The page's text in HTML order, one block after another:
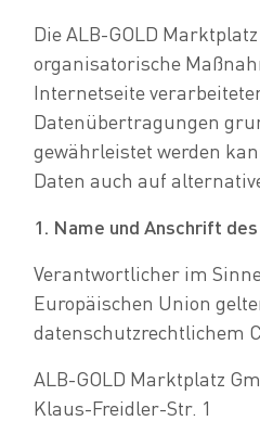
Die ALB-GOLD
organisatorische
Internetseite
Datenübertragungen
gewährleistet werden
Daten auch auf
1. Name und Anschrift
Verantwortlicher im
Europäischen Union
datenschutzrechtlichem
ALB-GOLD Marktplatz
Klaus-Freidler-Str. 1